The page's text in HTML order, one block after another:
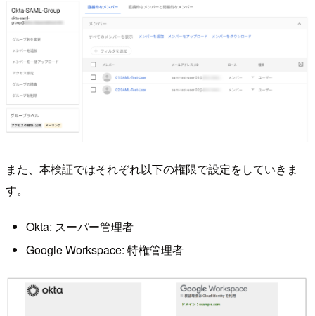
また、本検証ではそれぞれ以下の権限で設定をしていきま
す。
Okta: スーパー管理者
Google Workspace: 特権管理者